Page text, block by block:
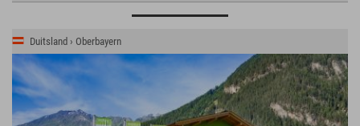
Duitsland › Oberbayern